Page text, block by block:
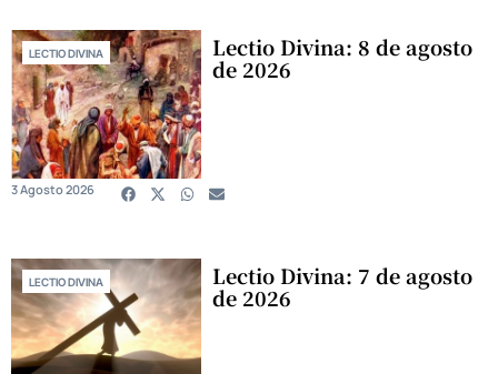
LECTIO DIVINA Lectio Divina: 8 de agosto
de 2026
3 Agosto 2026
LECTIO DIVINA Lectio Divina: 7 de agosto
de 2026